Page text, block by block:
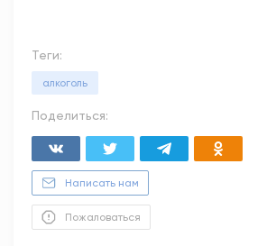
Теги:
алкоголь
Поделиться:
Написать нам
Пожаловаться